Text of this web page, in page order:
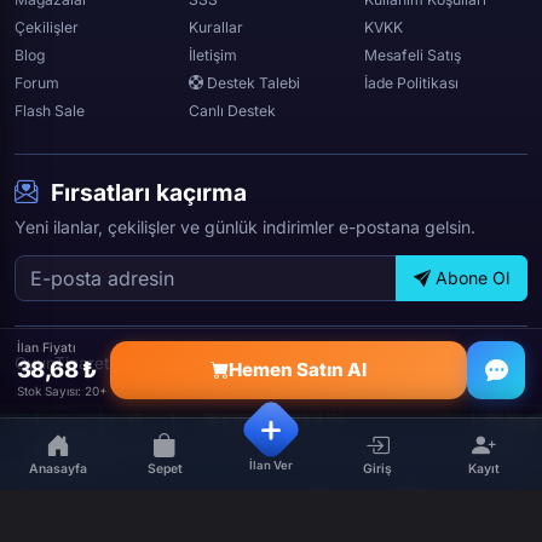
Çekilişler
Blog
Forum
Flash Sale
Kurallar
İletişim
Destek Talebi
Canlı Destek
KVKK
Mesafeli Satış
İade Politikası
Fırsatları kaçırma
Yeni ilanlar, çekilişler ve günlük indirimler e-postana gelsin.
Abone Ol
OyunTicareti © 2026 — Tüm hakları saklıdır.
İlan Fiyatı
38,68 ₺
Stok Sayısı: 20+
Hemen Satın Al
Anasayfa Sepet İlan Ver Giriş Kayıt